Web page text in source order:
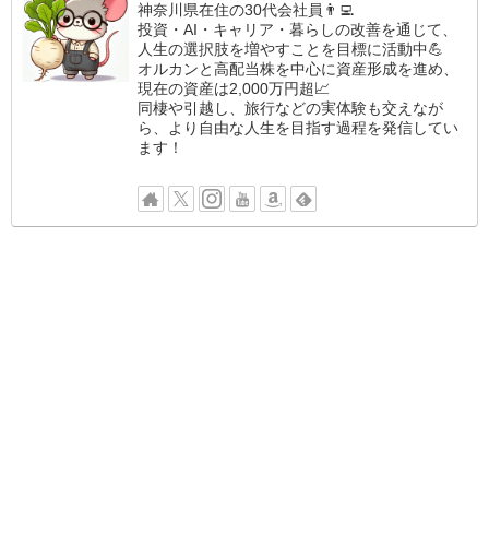
神奈川県在住の30代会社員👨‍💻
投資・AI・キャリア・暮らしの改善を通じて、
人生の選択肢を増やすことを目標に活動中💪
オルカンと高配当株を中心に資産形成を進め、
現在の資産は2,000万円超📈
同棲や引越し、旅行などの実体験も交えなが
ら、より自由な人生を目指す過程を発信してい
ます！